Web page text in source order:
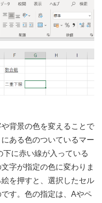
背景の色を変えることで
ある色のついているマー
に赤い線が入っている
字が指定の色に変わりま
を押すと、選択したセル
す。色の指定は、Aやペ